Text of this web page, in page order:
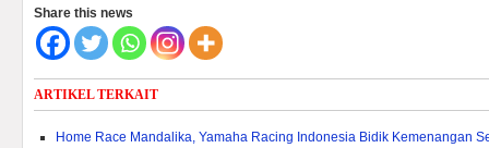
Share this news
ARTIKEL TERKAIT
Home Race Mandalika, Yamaha Racing Indonesia Bidik Kemenangan